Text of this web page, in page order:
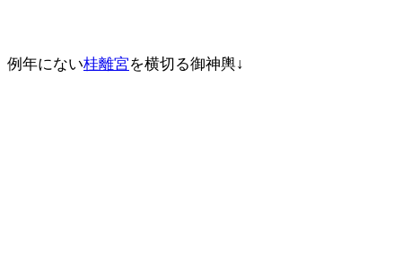
例年にない桂離宮を横切る御神輿↓